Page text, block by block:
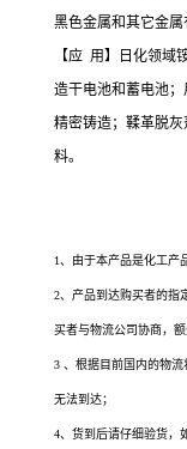
黑色金属和其它金属
【应 用】日化领域
造干电池和蓄电池；
精密铸造；鞣革脱
料。
1、由于本产品是化工产
2、产品到达购买者的指
买者与物流公司协商，
3 、根据目前国内的物
无法到达；
4、货到后请仔细验货，